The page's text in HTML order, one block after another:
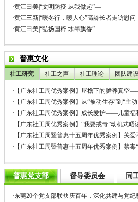
·黄江田美|“文明防疫 从我做起”—
·黄江三新|“暖冬行，暖人心”高龄长者走访慰问
·黄江田美|“弘扬国粹 水墨飘香”—
普惠文化
社工研究 社工之声 社工理论 团队建
· 【广东社工周优秀案例】屋檐下的赡养真空
· 【广东社工周优秀案例】从“被动生存”到“主动
· 【广东社工周优秀案例】成长爱护——儿童福
· 【广东社工周优秀案例】“我要戒毒”动机式晤
· 【广东社工周暨普惠十五周年优秀案例】关爱
· 【广东社工周暨普惠十五周年优秀案例】禁毒
普惠党支部 督导委员会 同
·东莞20个党支部联袂庆百年，深化共建与党纪